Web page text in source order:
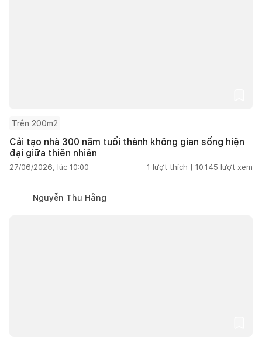
Trên 200m2
Cải tạo nhà 300 năm tuổi thành không gian sống hiện
đại giữa thiên nhiên
27/06/2026, lúc 10:00 1 lượt thích | 10.145 lượt xem
Nguyễn Thu Hằng